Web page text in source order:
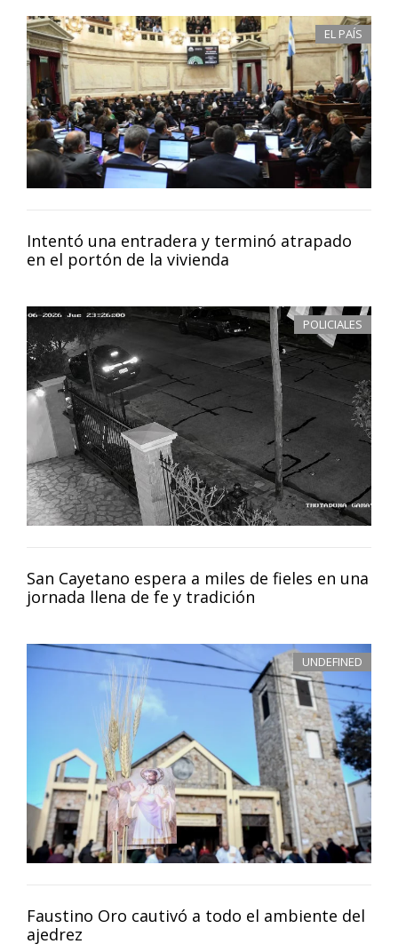
EL PAÍS
Intentó una entradera y terminó atrapado
en el portón de la vivienda
POLICIALES
San Cayetano espera a miles de fieles en una
jornada llena de fe y tradición
UNDEFINED
Faustino Oro cautivó a todo el ambiente del
ajedrez